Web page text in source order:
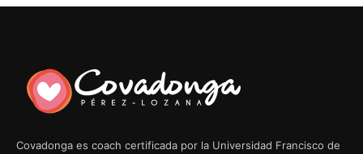
Covadonga es coach certificada por la Universidad Francisco de